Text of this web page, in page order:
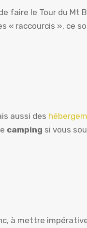
faire le Tour du Mt
« raccourcis », ce
aussi des
camping si vous
à mettre